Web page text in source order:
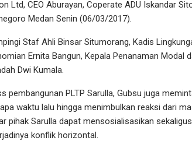
Ltd, CEO Aburayan, Coperate ADU Iskandar
Medan Senin (06/03/2017).
Staf Ahli Binsar Situmorang, Kadis
Ernita Bangun, Kepala Penanaman Modal
Dwi Kumala.
pembangunan PLTP Sarulla, Gubsu juga
waktu lalu hingga menimbulkan reaksi dari
pihak Sarulla dapat mensosialisasikan
konflik horizontal.